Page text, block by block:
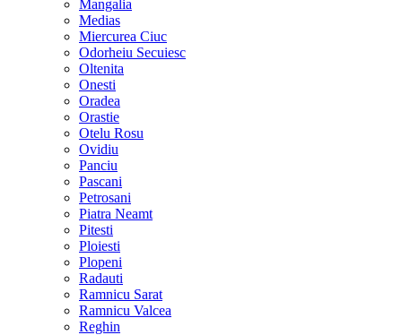
Mangalia
Medias
Miercurea Ciuc
Odorheiu Secuiesc
Oltenita
Onesti
Oradea
Orastie
Otelu Rosu
Ovidiu
Panciu
Pascani
Petrosani
Piatra Neamt
Pitesti
Ploiesti
Plopeni
Radauti
Ramnicu Sarat
Ramnicu Valcea
Reghin